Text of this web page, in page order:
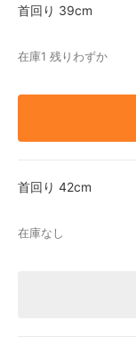
首回り 39cm
在庫1 残りわずか
首回り 42cm
在庫なし